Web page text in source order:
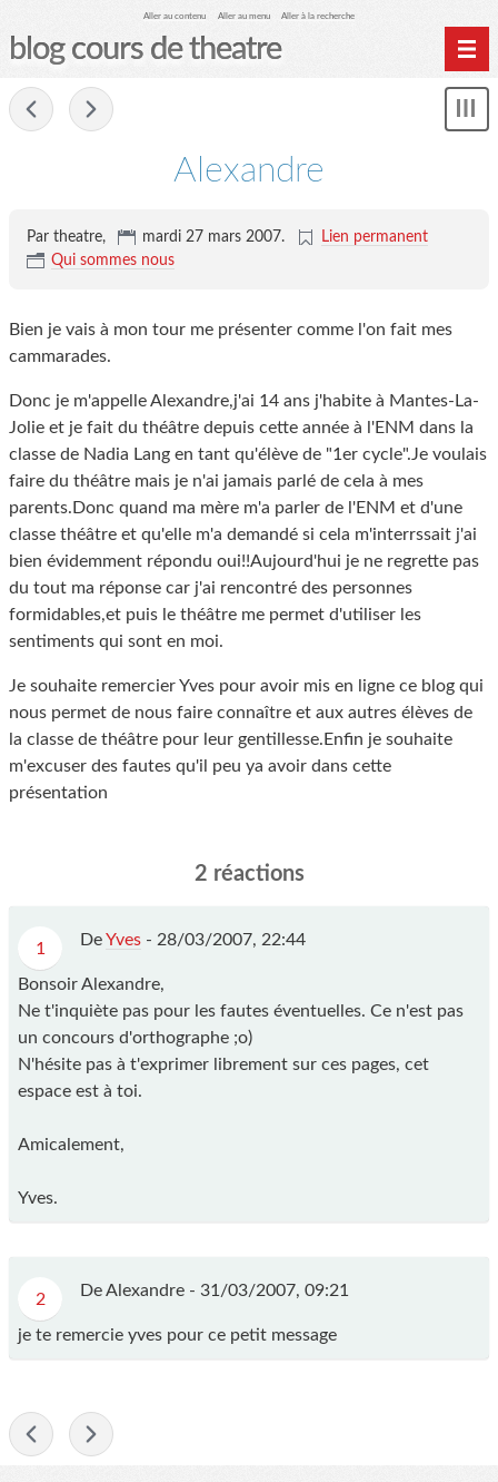
Aller au contenu Aller au menu Aller à la recherche
blog cours de theatre
Alexandre
Par theatre, mardi 27 mars 2007.
Lien permanent
Qui sommes nous
Bien je vais à mon tour me présenter comme l'on fait mes
cammarades.
Donc je m'appelle Alexandre,j'ai 14 ans j'habite à Mantes-La-
Jolie et je fait du théâtre depuis cette année à l'ENM dans la
classe de Nadia Lang en tant qu'élève de "1er cycle".Je voulais
faire du théâtre mais je n'ai jamais parlé de cela à mes
parents.Donc quand ma mère m'a parler de l'ENM et d'une
classe théâtre et qu'elle m'a demandé si cela m'interrssait j'ai
bien évidemment répondu oui!!Aujourd'hui je ne regrette pas
du tout ma réponse car j'ai rencontré des personnes
formidables,et puis le théâtre me permet d'utiliser les
sentiments qui sont en moi.
Je souhaite remercier Yves pour avoir mis en ligne ce blog qui
nous permet de nous faire connaître et aux autres élèves de
la classe de théâtre pour leur gentillesse.Enfin je souhaite
m'excuser des fautes qu'il peu ya avoir dans cette
présentation
2 réactions
1 DeYves - 28/03/2007, 22:44
Bonsoir Alexandre,
Ne t'inquiète pas pour les fautes éventuelles. Ce n'est pas
un concours d'orthographe ;o)
N'hésite pas à t'exprimer librement sur ces pages, cet
espace est à toi.
Amicalement,
Yves.
2 De Alexandre - 31/03/2007, 09:21
je te remercie yves pour ce petit message